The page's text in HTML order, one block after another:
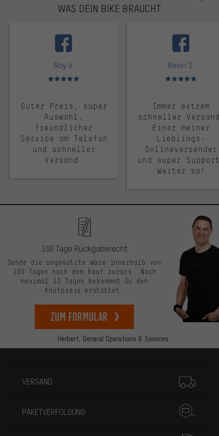
WAS DEIN BIKE BRAUCHT
Roy V.
Bewertungen: 5 von 5
Guter Preis, super
Auswahl,
freundlicher
Service am Telefon
und schneller
Versand.
Kevin S.
Bewertungen: 5 von 5
Immer extrem
schneller
Einer meiner
Lieblings-
Onlineversender
und super
Weiter so!
Herbert, General Operations & Services
100 Tage Rückgaberecht
Sende die ungenutzte Ware innerhalb von
100 Tagen nach dem Kauf zurück. Nach
maximal 10 Tagen bekommst Du den
Kaufpreis erstattet.
zum Formular
VERSAND
PAKETVERFOLGUNG